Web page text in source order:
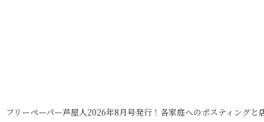
フリーペーパー芦屋人2026年8月号発行！各家庭へのポスティングと